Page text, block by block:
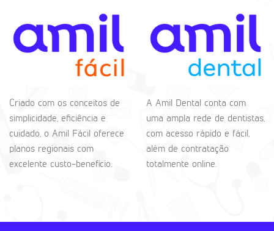
Criado com os conceitos de
simplicidade, eficiência e
cuidado, o Amil Fácil oferece
planos regionais com
excelente custo-benefício.
A Amil Dental conta com
uma ampla rede de dentistas,
com acesso rápido e fácil,
além de contratação
totalmente online.